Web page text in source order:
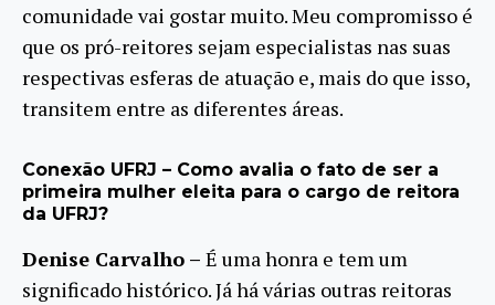
comunidade vai gostar muito. Meu compromisso é
que os pró-reitores sejam especialistas nas suas
respectivas esferas de atuação e, mais do que isso,
transitem entre as diferentes áreas.
Conexão UFRJ – Como avalia o fato de ser a
primeira mulher eleita para o cargo de reitora
da UFRJ?
Denise Carvalho – É uma honra e tem um
significado histórico. Já há várias outras reitoras